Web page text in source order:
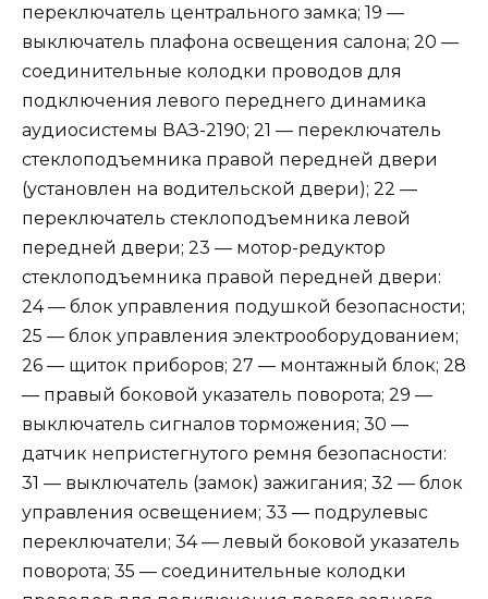
переключатель центрального замка; 19 —
выключатель плафона освещения салона; 20 —
соединительные колодки проводов для
подключения левого переднего динамика
аудиосистемы ВАЗ-2190; 21 — переключатель
стеклоподъемника правой передней двери
(установлен на водительской двери); 22 —
переключатель стеклоподъемника левой
передней двери; 23 — мотор-редуктор
стеклоподъемника правой передней двери:
24 — блок управления подушкой безопасности;
25 — блок управления электрооборудованием;
26 — щиток приборов; 27 — монтажный блок; 28
— правый боковой указатель поворота; 29 —
выключатель сигналов торможения; 30 —
датчик непристегнутого ремня безопасности:
31 — выключатель (замок) зажигания; 32 — блок
управления освещением; 33 — подрулевыс
переключатели; 34 — левый боковой указатель
поворота; 35 — соединительные колодки